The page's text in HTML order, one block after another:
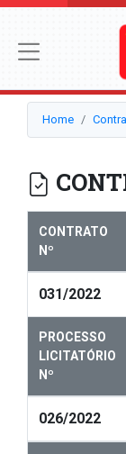
Home
CONTRATO
Nº
031/2022
PROCESSO
LICITATÓRIO
Nº
026/2022